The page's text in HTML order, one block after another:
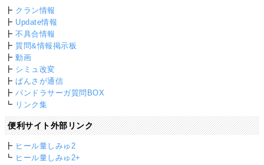
┣ クラン情報
┣ Update情報
┣不具合情報
┣質問&情報掲示板
┣動画
┣ シミュ改変
┣ぱんさが通信
┣パンドラサーガ質問BOX
┗ リンク集
便利サイト外部リンク
┣ ヒール量しみゅ2
┗ ヒール量しみゅ2+